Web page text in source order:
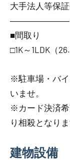
大手法人等保
―――――――
■間取り
□1K～1LDK（
※駐車場・バイ
いませ。
※カード決済希
り相殺となりま
建物設備